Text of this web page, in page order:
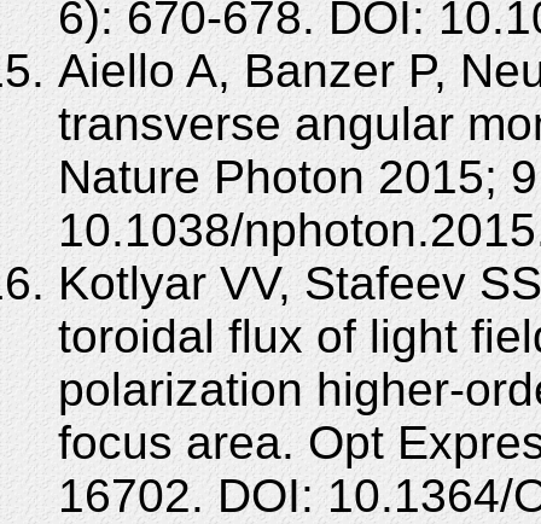
6): 670-678. DOI:
Aiello A, Banzer P,
transverse angular
Nature Photon 2015;
10.1038/
Kotlyar VV, Stafeev
toroidal flux of light
polarization higher-
focus area. Opt
16702. DOI: 10.1364/